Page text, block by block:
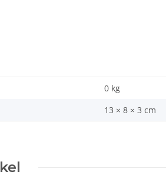
0 kg
13 × 8 × 3 cm